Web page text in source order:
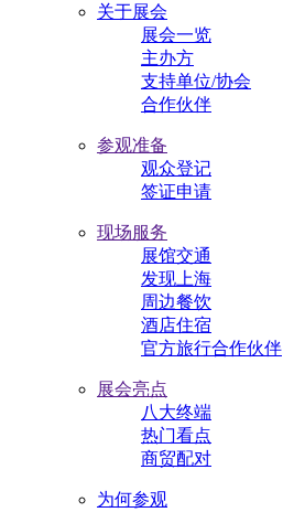
关于展会
展会一览
主办方
支持单位/协会
合作伙伴
参观准备
观众登记
签证申请
现场服务
展馆交通
发现上海
周边餐饮
酒店住宿
官方旅行合作伙伴
展会亮点
八大终端
热门看点
商贸配对
为何参观